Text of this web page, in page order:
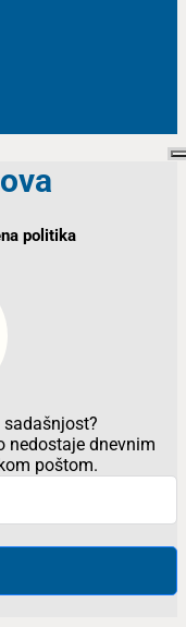
politika
nedostaje dnevnim
poštom.